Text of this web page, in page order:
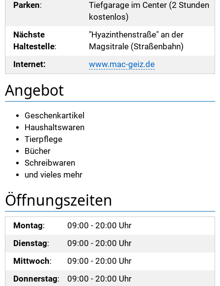
Parken:
Tiefgarage im Center (2 Stunden
kostenlos)
Nächste
Haltestelle:
"Hyazinthenstraße" an der
Magsitrale (Straßenbahn)
Internet:
www.mac-geiz.de
Angebot
Geschenkartikel
Haushaltswaren
Tierpflege
Bücher
Schreibwaren
und vieles mehr
Öffnungszeiten
Montag:
09:00 - 20:00 Uhr
Dienstag:
09:00 - 20:00 Uhr
Mittwoch:
09:00 - 20:00 Uhr
Donnerstag:
09:00 - 20:00 Uhr